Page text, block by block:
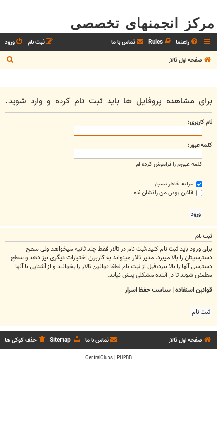
مرکز انجمنهای تخصصی
راهنما Rules تماس با ما ورود
ثبت نام
صفحه اول تالار
س
و
برای مشاهده پروفایل ها باید ثبت نام کرده و وارد شوید.
نام کاربری:
کلمه عبور:
کلمه عبورم را فراموش کرده ام
مرا به خاطر بسپار
آنلاین بودن من را نشان نده
ثبت نام
برای ورود باید ثبت نام کنید،ثبت نام در تالار فقط چند ثانیه میخواهد ولی سطح
دسترسیتان را بالا میبرد. مدیر تالار میتواند به کاربران اختیارات دیگری نیز دهد و سطح
دسترسی آنها را بالا ببرد،قبل از ثبت نام لطفا قوانین تالار را بخوانید و از آشنایی با آنها
مطمئن شوید تا در آینده مشکلی پیش نیاید.
قوانین استفاده|سیاست حفظ اسرار
ثبت نام
صفحه اول تالار حذف کوکی ها Sitemap تماس با ما
PHPBB
|
CentralClubs